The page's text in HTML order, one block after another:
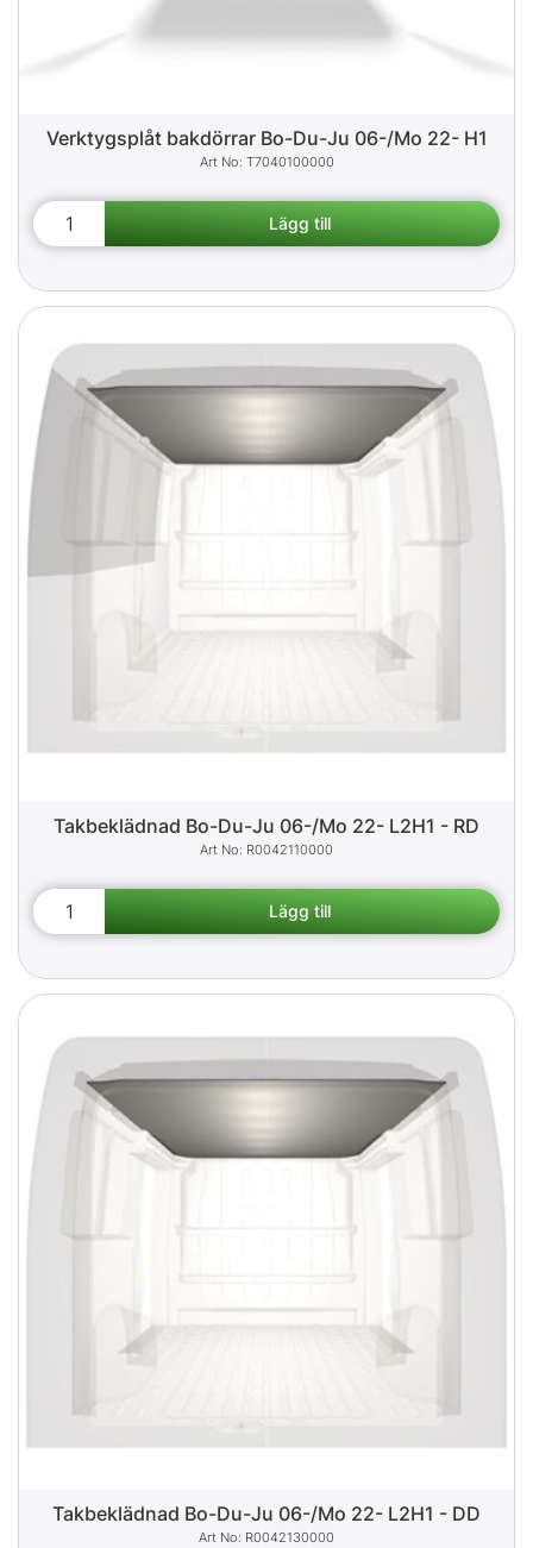
Verktygsplåt bakdörrar Bo-Du-Ju 06-/Mo 22- H1
T7040100000
Takbeklädnad Bo-Du-Ju 06-/Mo 22- L2H1 - RD
R0042110000
Takbeklädnad Bo-Du-Ju 06-/Mo 22- L2H1 - DD
R0042130000